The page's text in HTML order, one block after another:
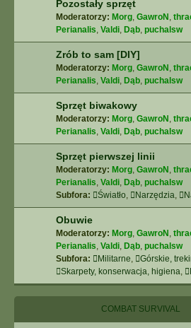
Pozostały sprzęt
Moderatorzy: Morg, GawroN ,
Perianalis, Valdi, Dąb, puchalsw
Zrób to sam [DIY]
Moderatorzy: Morg, GawroN ,
Perianalis, Valdi, Dąb, puchalsw
Sprzęt biwakowy
Moderatorzy: Morg, GawroN ,
Perianalis, Valdi, Dąb, puchalsw
Sprzęt pierwszej linii
Moderatorzy: Morg, GawroN ,
Perianalis, Valdi, Dąb, puchalsw
Subfora:
Światło, Narzędzia,
Obuwie
Moderatorzy: Morg, GawroN ,
Perianalis, Valdi, Dąb, puchalsw
Subfora:
Militarne, Górskie,
Skarpety, konserwacja, higiena,
COMBAT SURVIVAL